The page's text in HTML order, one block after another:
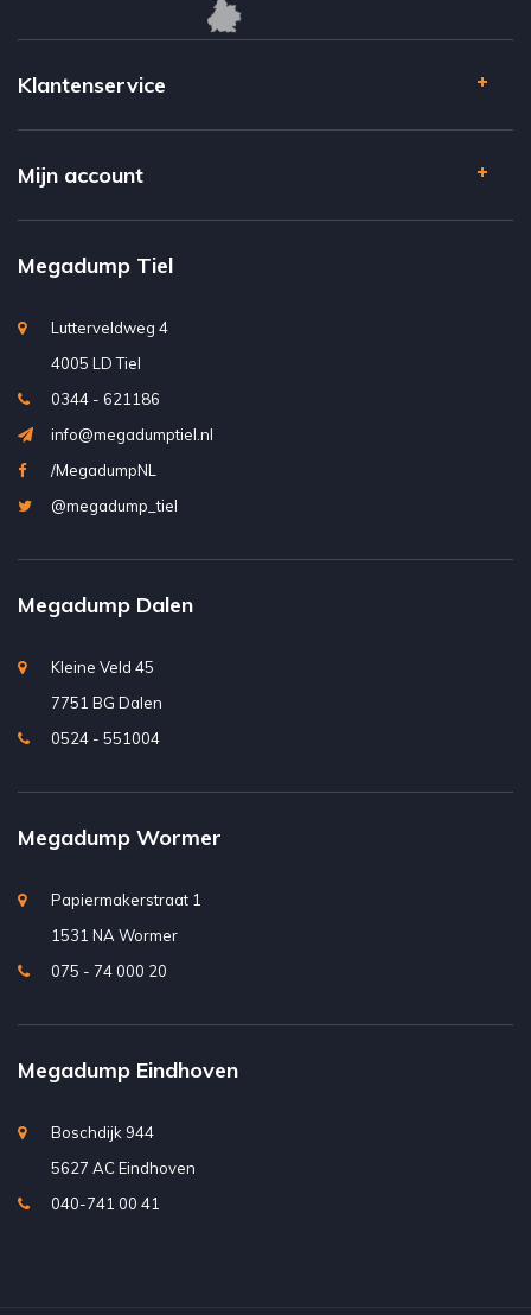
Klantenservice
Mijn account
Megadump Tiel
Lutterveldweg 4
4005 LD Tiel
0344 - 621186
info@megadumptiel.nl
/MegadumpNL
@megadump_tiel
Megadump Dalen
Kleine Veld 45
7751 BG Dalen
0524 - 551004
Megadump Wormer
Papiermakerstraat 1
1531 NA Wormer
075 - 74 000 20
Megadump Eindhoven
Boschdijk 944
5627 AC Eindhoven
040-741 00 41